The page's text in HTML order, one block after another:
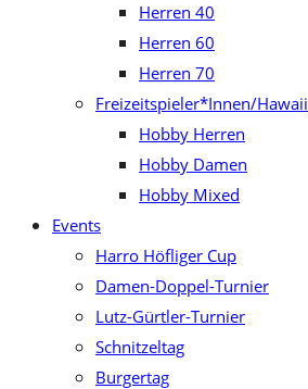
Herren 40
Herren 60
Herren 70
Freizeitspieler*Innen/Hawaii
Hobby Herren
Hobby Damen
Hobby Mixed
Events
Harro Höfliger Cup
Damen-Doppel-Turnier
Lutz-Gürtler-Turnier
Schnitzeltag
Burgertag